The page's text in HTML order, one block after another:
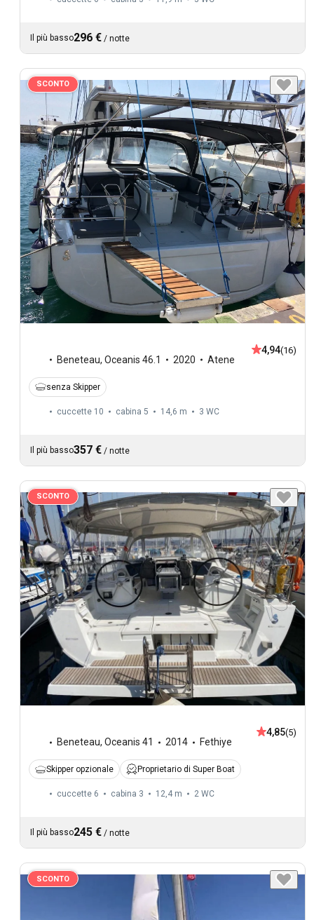
Il più basso296 € / notte
SCONTO
Beneteau, Oceanis 46.1 2020 Atene
4,94(16)
senza Skipper
cuccette 10 cabina 5 14,6 m 3 WC
Il più basso357 € / notte
SCONTO
Beneteau, Oceanis 41 2014 Fethiye
4,85(5)
Skipper opzionale Proprietario di Super Boat
cuccette 6 cabina 3 12,4 m 2 WC
Il più basso245 € / notte
SCONTO